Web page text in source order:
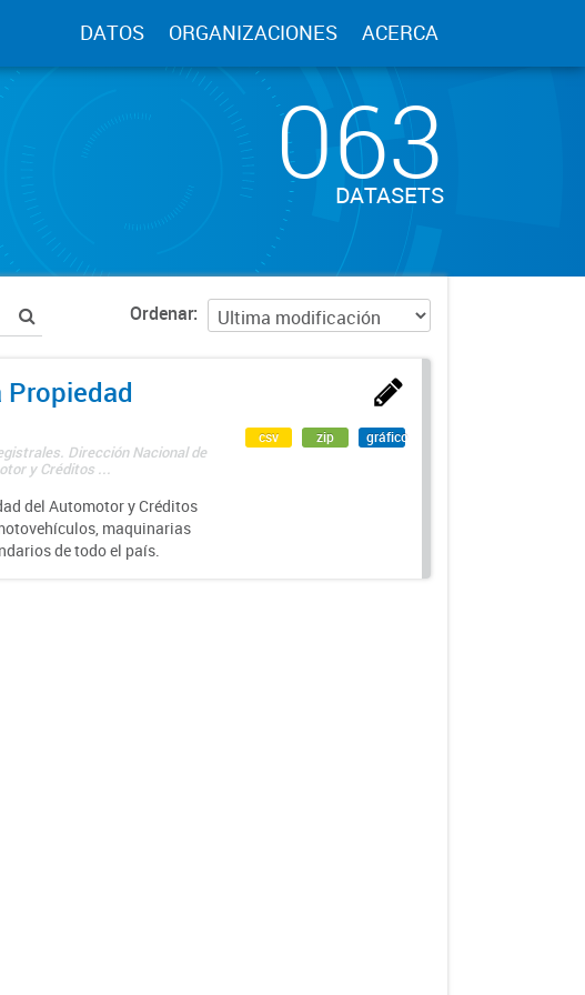
DATOS ORGANIZACIONES ACERCA
063
DATASETS
Ordenar
Dirección Nacional de
y Créditos ...
del Automotor y Créditos
maquinarias
de todo el país.
csv zip gráfico